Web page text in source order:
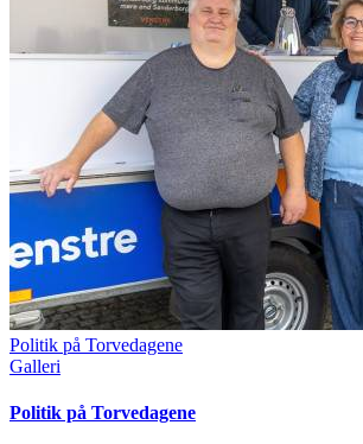
Politik på Torvedagene
Galleri
Politik på Torvedagene